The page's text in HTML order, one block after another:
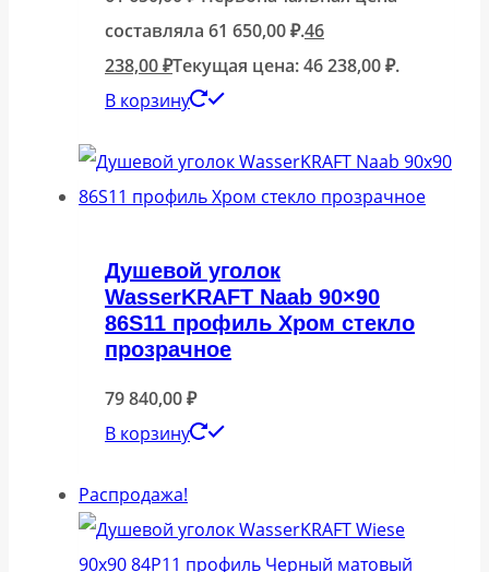
составляла 61 650,00 ₽.46
238,00₽Текущая цена: 46 238,00 ₽.
В корзину
Душевой уголок
WasserKRAFT Naab 90×90
86S11 профиль Хром стекло
прозрачное
79 840,00₽
В корзину
Распродажа!